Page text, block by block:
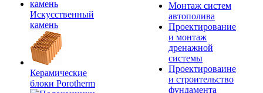
Искусственный
камень
Керамические
блоки Porotherm
Монтаж систем
автополива
Проектирование
и монтаж
дренажной
системы
Проектироваине
и строительство
фундамента